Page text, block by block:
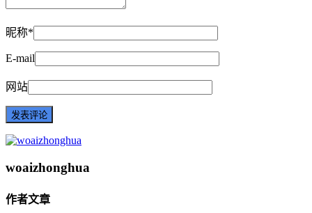
昵称*
E-mail
网站
woaizhonghua
作者文章